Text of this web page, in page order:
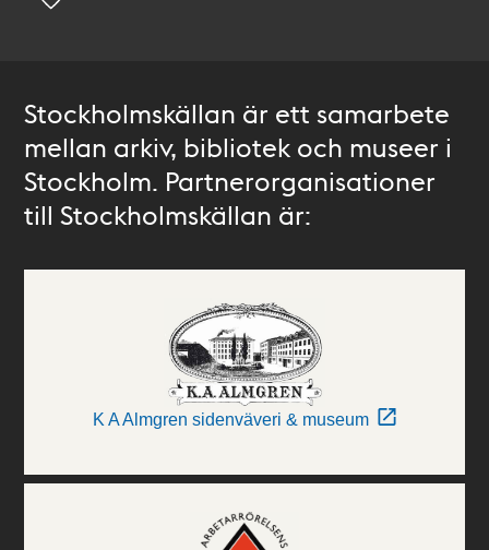
Stockholmskällan är ett samarbete
mellan arkiv, bibliotek och museer i
Stockholm. Partnerorganisationer
till Stockholmskällan är:
K A Almgren sidenväveri & museum